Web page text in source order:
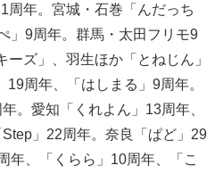
周年。宮城・石巻「んだっち
」9周年。群馬・太田フリモ9
ーズ」、羽生ほか「とねじん」
周年、「はしまる」9周年。
。愛知「くれよん」13周年、
Step」22周年。奈良「ぱど」29
年、「くらら」10周年、「こ